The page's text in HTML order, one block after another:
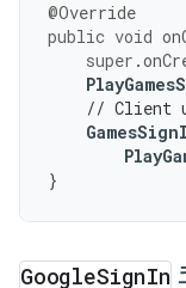
@Override
public void
super .
// Client
}
GoogleSignIn